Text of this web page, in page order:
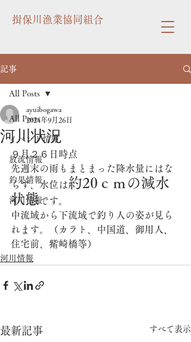
揖保川漁業協同組合
記事
All Posts
イベント情報
放流情報
釣果情報
河川情報
All Posts
河川状況
ayuibogawa
2024年9月26日
９月２６日時点
先週末の雨もまとまった降水量にはな
らず、水位は約20ｃｍの減水
状態です。
中流域から下流域で釣り人の姿が見ら
れます。（カラト、中国道、御用人、
住宅前、觜崎橋等）
河川情報
最新記事 すべて表示